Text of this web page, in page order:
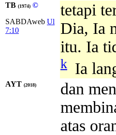
TB (1974) ©
SABDAweb Ul
7:10
tetapi
Dia, Ia
itu. Ia
k Ia
AYT (2018)
dan
atas